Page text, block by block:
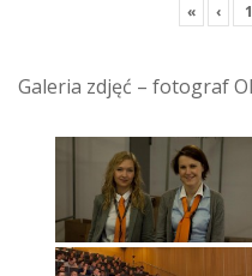
« ‹
Galeria zdjęć – fotograf